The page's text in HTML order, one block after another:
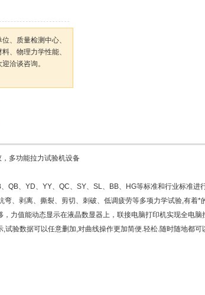
、质量检测中心、
、物理力学性能、
洽谈咨询。
，多功能拉力试验机设备
QB、YD、YY、QC、SY、SL、BB、HG等标准和行业标准进
、剥离、撕裂、剪切、刺破、低调疲劳等多项力学试验,有着*
力值能动态显示在液晶数显器上，联接电脑打印机实现全电脑
验数据可以任意删加,对曲线操作更加简便.轻松.随时随地都可